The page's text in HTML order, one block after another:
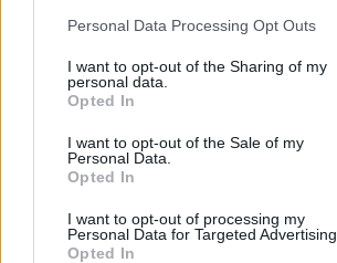
Personal Data Processing Opt Outs
I want to opt-out of the Sharing of my
personal data.
Opted In
I want to opt-out of the Sale of my
Personal Data.
Opted In
I want to opt-out of processing my
Personal Data for Targeted Advertising.
Opted In
qual o critério”